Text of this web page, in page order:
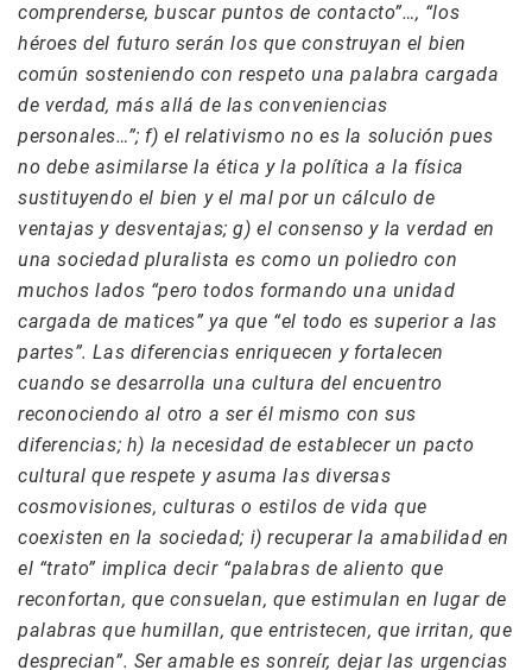
comprenderse, buscar puntos de contacto”…, “los
héroes del futuro serán los que construyan el bien
común sosteniendo con respeto una palabra cargada
de verdad, más allá de las conveniencias
personales…”; f) el relativismo no es la solución pues
no debe asimilarse la ética y la política a la física
sustituyendo el bien y el mal por un cálculo de
ventajas y desventajas; g) el consenso y la verdad en
una sociedad pluralista es como un poliedro con
muchos lados “pero todos formando una unidad
cargada de matices” ya que “el todo es superior a las
partes”. Las diferencias enriquecen y fortalecen
cuando se desarrolla una cultura del encuentro
reconociendo al otro a ser él mismo con sus
diferencias; h) la necesidad de establecer un pacto
cultural que respete y asuma las diversas
cosmovisiones, culturas o estilos de vida que
coexisten en la sociedad; i) recuperar la amabilidad en
el “trato” implica decir “palabras de aliento que
reconfortan, que consuelan, que estimulan en lugar de
palabras que humillan, que entristecen, que irritan, que
desprecian”. Ser amable es sonreír, dejar las urgencias